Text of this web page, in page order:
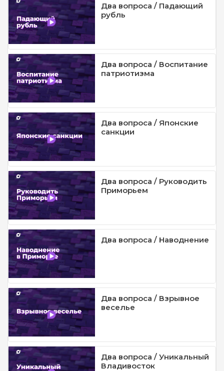
Два вопроса / Падающий
рубль
Два вопроса / Воспитание
патриотизма
Два вопроса / Японские
санкции
Два вопроса / Руководить
Приморьем
Два вопроса / Наводнение
Два вопроса / Взрывное
веселье
Два вопроса / Уникальный
Владивосток